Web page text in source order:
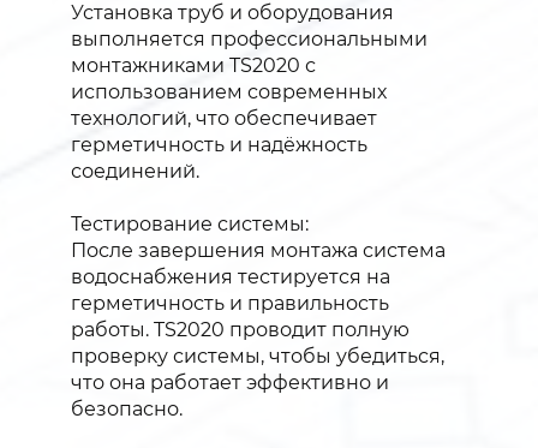
Установка труб и оборудования
выполняется профессиональными
монтажниками TS2020 с
использованием современных
технологий, что обеспечивает
герметичность и надёжность
соединений.
Тестирование системы:
После завершения монтажа система
водоснабжения тестируется на
герметичность и правильность
работы. TS2020 проводит полную
проверку системы, чтобы убедиться,
что она работает эффективно и
безопасно.